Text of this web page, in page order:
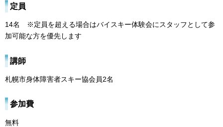
定員
14名 ※定員を超える場合はバイスキー体験会にスタッフとして参
加可能な方を優先します
講師
札幌市身体障害者スキー協会員2名
参加費
無料